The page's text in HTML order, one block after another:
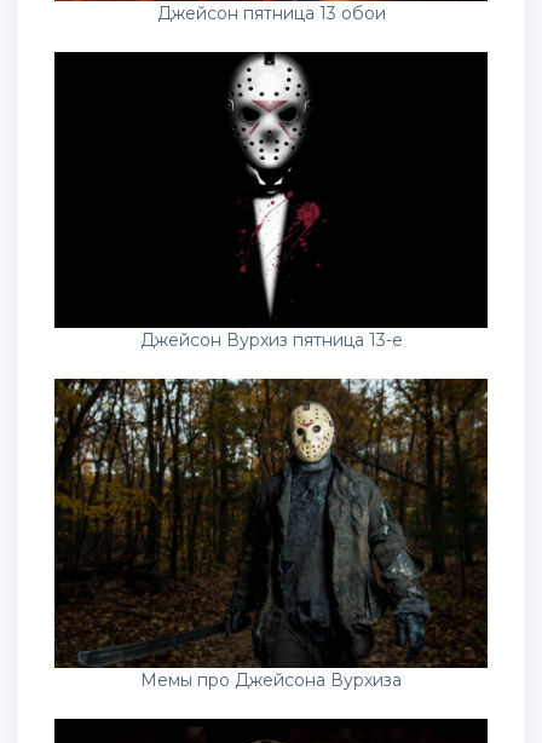
Джейсон пятница 13 обои
Джейсон Вурхиз пятница 13-е
Мемы про Джейсона Вурхиза